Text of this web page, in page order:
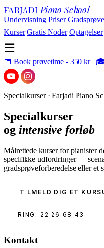
FARJADI Piano School
Undervisning Priser
Kurser Gratis Noder Optagelser
☰
📅 Book prøvetime - 350 kr |
Specialkurser · Farjadi Piano
Specialkurser
og intensive forløb
Målrettede kurser for pianister
specifikke udfordringer —
gradsprøveforberedelse eller et
TILMELD DIG ET
RING: 22 26 68 43
Kontakt